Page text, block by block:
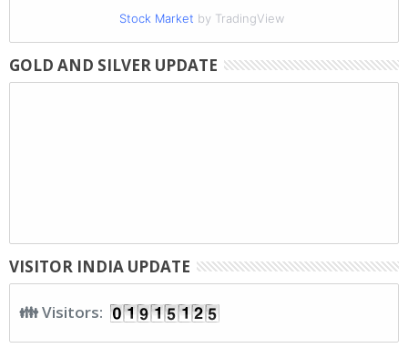
Stock Market by TradingView
GOLD AND SILVER UPDATE
VISITOR INDIA UPDATE
👪 Visitors: